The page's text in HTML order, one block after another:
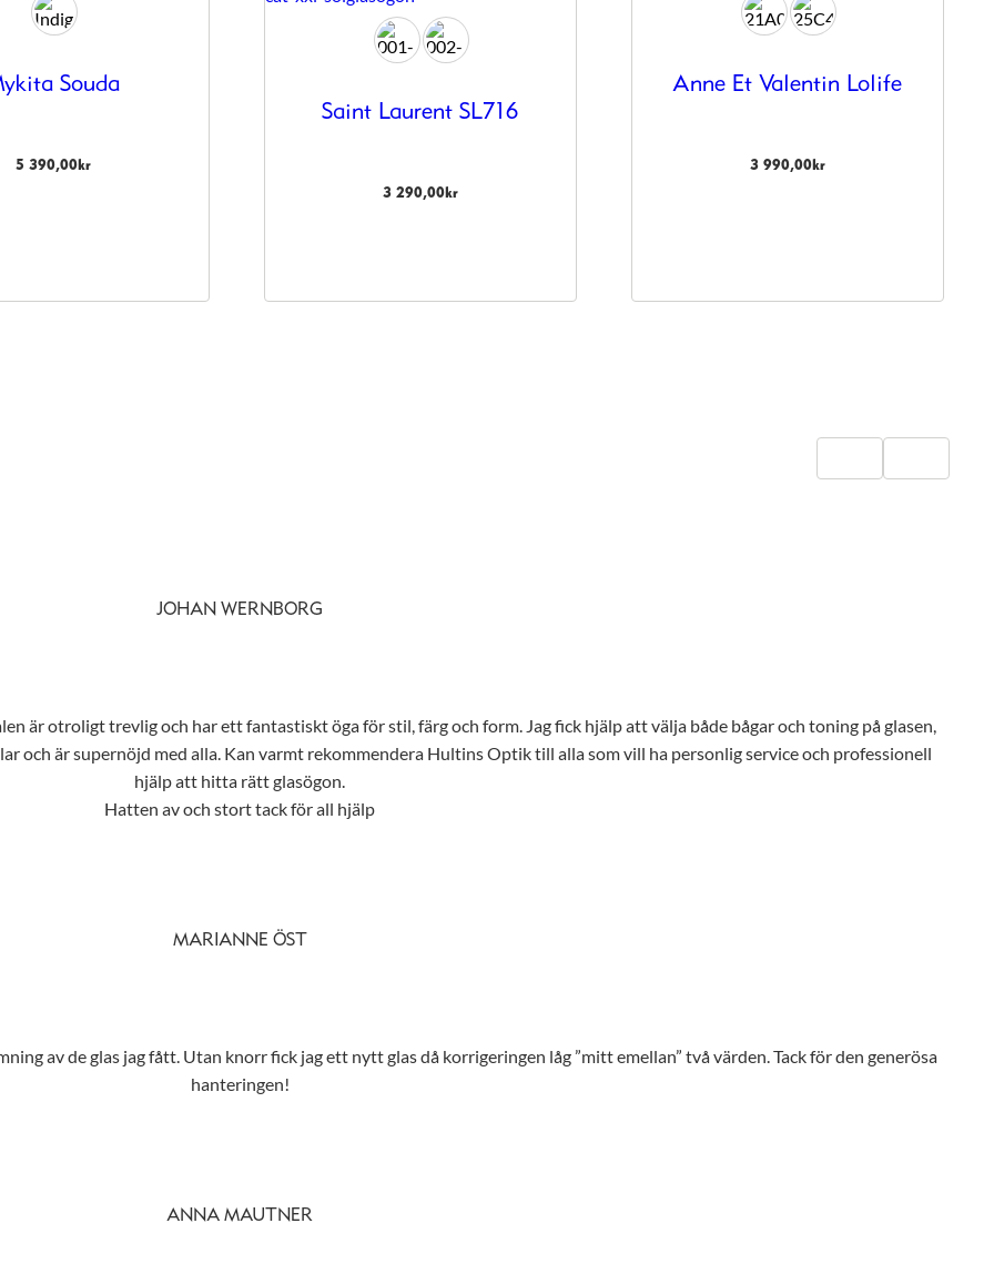
Souda
5 390,00kr
Saint Laurent SL716
3 290,00kr
Anne Et Valentin Lolife
3 990,00kr
JOHAN WERNBORG
är otroligt trevlig och har ett fantastiskt öga för stil, färg och form. Jag fick hjälp att välja både bågar och toning på glasen,
och är supernöjd med alla. Kan varmt rekommendera Hultins Optik till alla som vill ha personlig service och professionell
hjälp att hitta rätt glasögon.
Hatten av och stort tack för all hjälp
MARIANNE ÖST
av de glas jag fått. Utan knorr fick jag ett nytt glas då korrigeringen låg ”mitt emellan” två värden. Tack för den generösa
hanteringen!
ANNA MAUTNER